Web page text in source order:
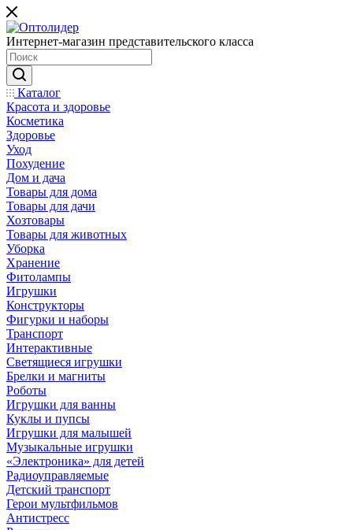
Интернет-магазин представительского класса
Каталог
Красота и здоровье
Косметика
Здоровье
Уход
Похудение
Дом и дача
Товары для дома
Товары для дачи
Хозтовары
Товары для животных
Уборка
Хранение
Фитолампы
Игрушки
Конструкторы
Фигурки и наборы
Транспорт
Интерактивные
Светящиеся игрушки
Брелки и магниты
Роботы
Игрушки для ванны
Куклы и пупсы
Игрушки для малышей
Музыкальные игрушки
«Электроника» для детей
Радиоуправляемые
Детский транспорт
Герои мультфильмов
Антистресс